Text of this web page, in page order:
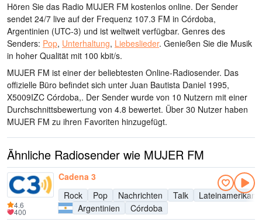
Hören Sie das Radio MUJER FM kostenlos online. Der Sender
sendet 24/7 live auf der Frequenz 107.3 FM in Córdoba,
Argentinien (UTC-3) und ist weltweit verfügbar. Genres des
Senders: Pop, Unterhaltung, Liebeslieder. Genießen Sie die Musik
in hoher Qualität mit 100 kbit/s.
MUJER FM ist einer der beliebtesten Online-Radiosender. Das
offizielle Büro befindet sich unter Juan Bautista Daniel 1995,
X5009IZC Córdoba,. Der Sender wurde von 10 Nutzern mit einer
Durchschnittsbewertung von 4.8 bewertet. Über 30 Nutzer haben
MUJER FM zu ihren Favoriten hinzugefügt.
Ähnliche Radiosender wie MUJER FM
Cadena 3
Rock
Pop Nachrichten Talk
Argentinien
Córdoba
4.6
400